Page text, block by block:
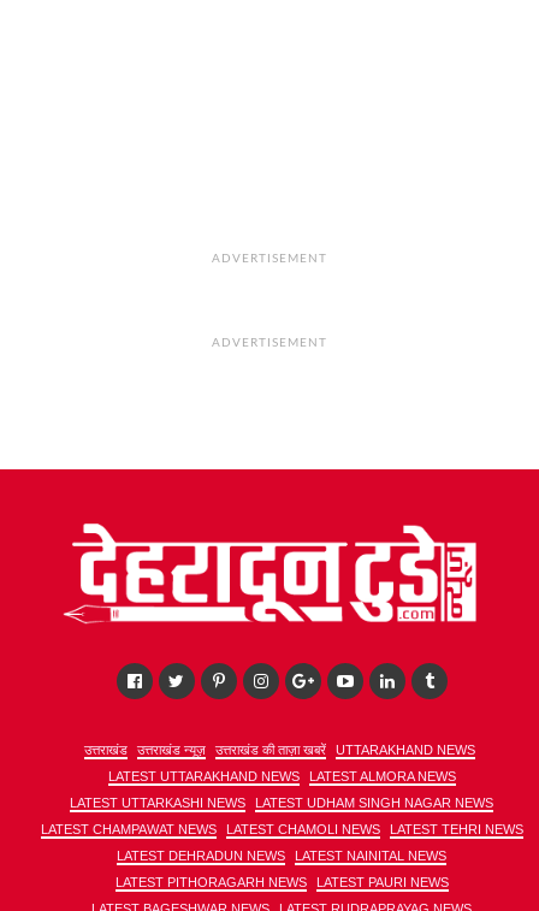
ADVERTISEMENT
ADVERTISEMENT
उत्तराखंड उत्तराखंड न्यूज़ उत्तराखंड की ताज़ा खबरें
UTTARAKHAND NEWS
LATEST UTTARAKHAND NEWS
LATEST ALMORA NEWS
LATEST UTTARKASHI NEWS
LATEST UDHAM SINGH NAGAR NEWS
LATEST CHAMPAWAT NEWS
LATEST CHAMOLI NEWS
LATEST TEHRI NEWS
LATEST DEHRADUN NEWS
LATEST NAINITAL NEWS
LATEST PITHORAGARH NEWS
LATEST PAURI NEWS